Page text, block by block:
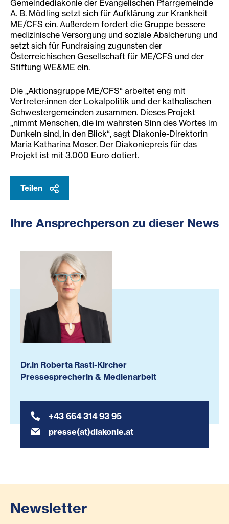
Gemeindediakonie der Evangelischen Pfarrgemeinde
A. B. Mödling setzt sich für Aufklärung zur Krankheit
ME/CFS ein. Außerdem fordert die Gruppe bessere
medizinische Versorgung und soziale Absicherung und
setzt sich für Fundraising zugunsten der
Österreichischen Gesellschaft für ME/CFS und der
Stiftung WE&ME ein.
Die „Aktionsgruppe ME/CFS“ arbeitet eng mit
Vertreter:innen der Lokalpolitik und der katholischen
Schwestergemeinden zusammen. Dieses Projekt
„nimmt Menschen, die im wahrsten Sinn des Wortes im
Dunkeln sind, in den Blick“, sagt Diakonie-Direktorin
Maria Katharina Moser. Der Diakoniepreis für das
Projekt ist mit 3.000 Euro dotiert.
Teilen
Ihre Ansprechperson zu dieser News
Dr.in Roberta Rastl-Kircher
Pressesprecherin & Medienarbeit
+43 664 314 93 95
presse(at)diakonie.at
Newsletter